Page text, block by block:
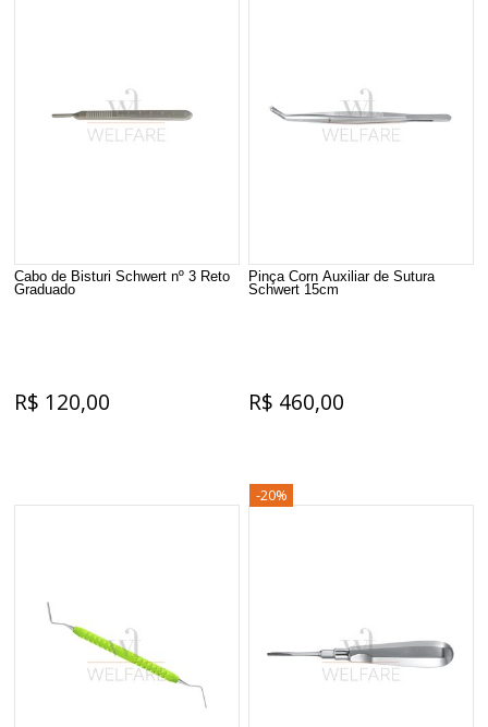
Cabo de Bisturi Schwert nº 3 Reto
Graduado
R$ 120,00
Pinça Corn Auxiliar de Sutura
Schwert 15cm
R$ 460,00
-20%